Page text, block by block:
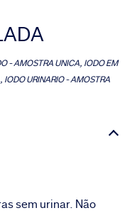
- AMOSTRA UNICA, IODO EM
IODO URINARIO - AMOSTRA
sem urinar. Não